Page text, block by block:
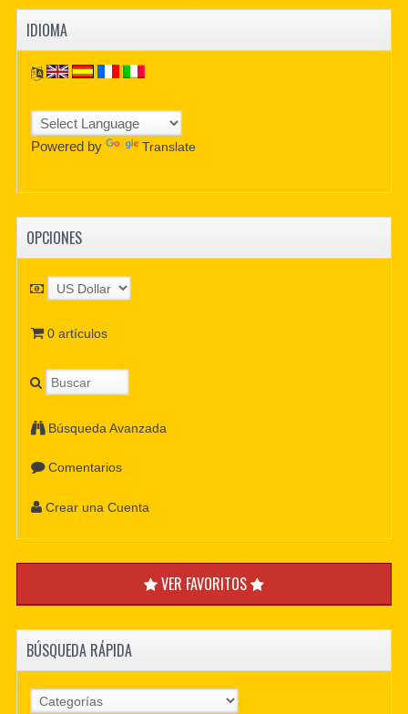
IDIOMA
Powered by Translate
OPCIONES
0 artículos
Búsqueda Avanzada
Comentarios
Crear una Cuenta
VER FAVORITOS
BÚSQUEDA RÁPIDA